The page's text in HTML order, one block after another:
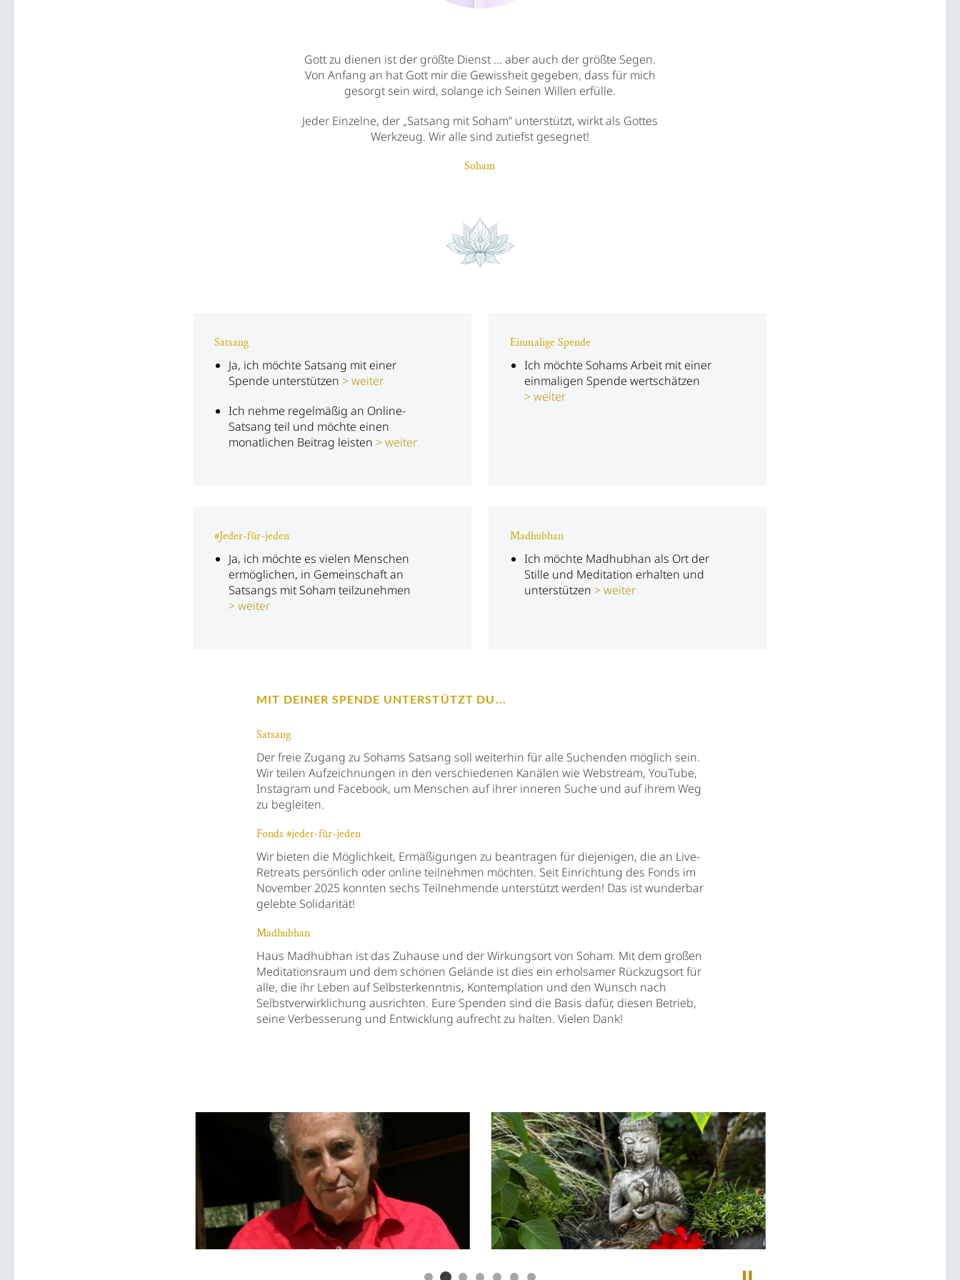
Gott zu dienen ist der größte Dienst … aber auch der größte Segen.
Von Anfang an hat Gott mir die Gewissheit gegeben, dass für mich
gesorgt sein wird, solange ich Seinen Willen erfülle.
Jeder Einzelne, der „Satsang mit Soham” unterstützt, wirkt als Gottes
Werkzeug. Wir alle sind zutiefst gesegnet!
Soham
Satsang
Ja, ich möchte Satsang mit einer
Spende unterstützen
weiter
Ich nehme regelmäßig an Online-
Satsang teil und möchte einen
monatlichen Beitrag leisten
weiter
Einmalige Spende
Ich möchte Sohams Arbeit mit einer
einmaligen Spende wertschätzen
weiter
#Jeder-für-jeden
Ja, ich möchte es vielen Menschen
ermöglichen, in Gemeinschaft an
Satsangs mit Soham teilzunehmen
weiter
Madhubhan
Ich möchte Madhubhan als Ort der
Stille und Meditation erhalten und
unterstützen
weiter
MIT DEINER SPENDE UNTERSTÜTZT DU...
Satsang
Der freie Zugang zu Sohams Satsang soll weiterhin für alle Suchenden möglich sein.
Wir teilen Aufzeichnungen in den verschiedenen Kanälen wie Webstream, YouTube,
Instagram und Facebook, um Menschen auf ihrer inneren Suche und auf ihrem Weg
zu begleiten.
Fonds #jeder-für-jeden
Wir bieten die Möglichkeit, Ermäßigungen zu beantragen für diejenigen, die an Live-
Retreats persönlich oder online teilnehmen möchten. Seit Einrichtung des Fonds im
November 2025 konnten sechs Teilnehmende unterstützt werden! Das ist wunderbar
gelebte Solidarität!
Madhubhan
Haus Madhubhan ist das Zuhause und der Wirkungsort von Soham. Mit dem großen
Meditationsraum und dem schönen Gelände ist dies ein erholsamer Rückzugsort für
alle, die ihr Leben auf Selbsterkenntnis, Kontemplation und den Wunsch nach
Selbstverwirklichung ausrichten. Eure Spenden sind die Basis dafür, diesen Betrieb,
seine Verbesserung und Entwicklung aufrecht zu halten. Vielen Dank!